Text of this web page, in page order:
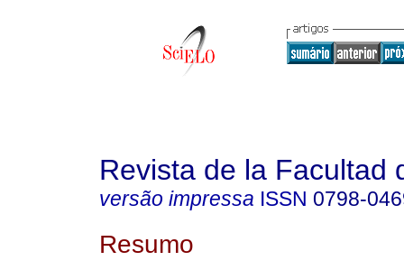
Revista de la Facultad
versão impressa ISSN 0798-
Resumo